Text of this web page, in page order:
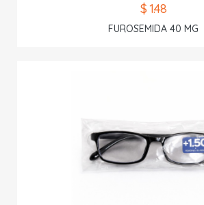
$ 1.48
FUROSEMIDA 40 MG